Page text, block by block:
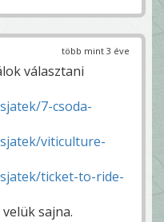
több mint 3 éve
választani
7-csoda-
viticulture-
ticket-to-ride-
sajna.